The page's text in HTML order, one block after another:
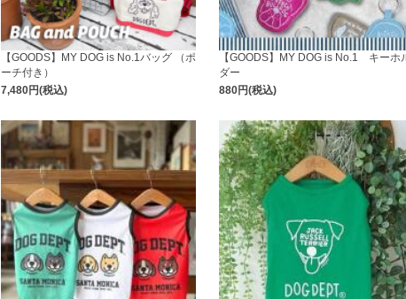
【GOODS】MY DOG is No.1バッグ （ポ
ーチ付き）
7,480円(税込)
【GOODS】MY DOG is No.1 キーホ
ダー
880円(税込)